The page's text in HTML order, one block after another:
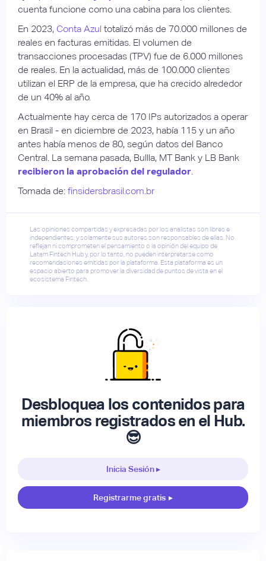
cuenta funcione como una cabina para los clientes.
En 2023, Conta Azul totalizó más de 70.000 millones de
reales en facturas emitidas. El volumen de
transacciones procesadas (TPV) fue de 6.000 millones
de reales. En la actualidad, más de 100.000 clientes
utilizan el ERP de la empresa, que ha crecido alrededor
de un 40% al año.
Actualmente hay cerca de 170 IPs autorizados a operar
en Brasil - en diciembre de 2023, había 115 y un año
antes había menos de 80, según datos del Banco
Central. La semana pasada, Bullla, MT Bank y LB Bank
recibieron la aprobación del regulador
Tomada de: finsidersbrasil.com.br
Las opiniones compartidas y expresadas por los analistas son libres e
independientes, y solamente sus autores son responsables de ellas. No
reflejan ni comprometen el pensamiento o la opinión del equipo de
Latam Fintech Hub y, por lo tanto, no pueden interpretarse como
recomendaciones emitidas por la plataforma. Esta plataforma es un
espacio abierto para promover la diversidad de puntos de vista en el
ecosistema Fintech.
Desbloquea los contenidos para
miembros registrados en el Hub.
😎
Inicia Sesión ▸
Registrarme gratis ▸